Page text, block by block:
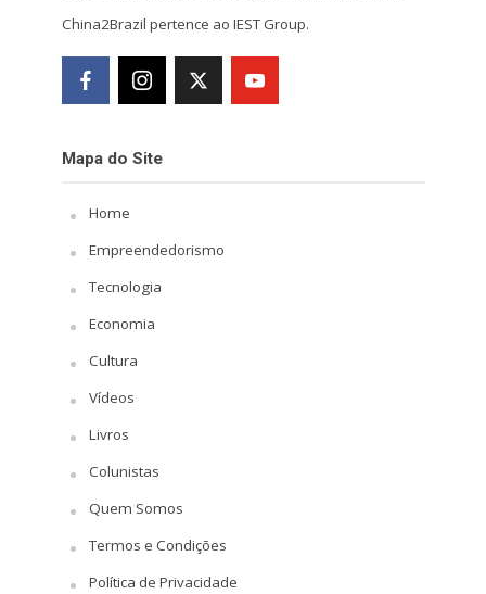
China2Brazil pertence ao IEST Group.
Mapa do Site
Home
Empreendedorismo
Tecnologia
Economia
Cultura
Vídeos
Livros
Colunistas
Quem Somos
Termos e Condições
Política de Privacidade